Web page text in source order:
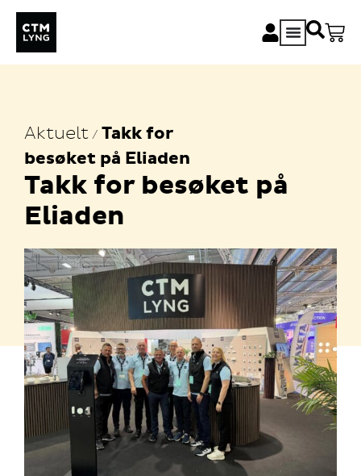
Aktuelt / Takk for
besøket på Eliaden
Takk for besøket på
Eliaden